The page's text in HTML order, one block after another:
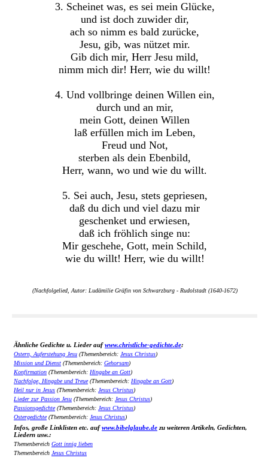
3. Scheinet was, es sei mein Glücke,
und ist doch zuwider dir,
ach so nimm es bald zurücke,
Jesu, gib, was nützet mir.
Gib dich mir, Herr Jesu mild,
nimm mich dir! Herr, wie du willt!
4. Und vollbringe deinen Willen ein,
durch und an mir,
mein Gott, deinen Willen
laß erfüllen mich im Leben,
Freud und Not,
sterben als dein Ebenbild,
Herr, wann, wo und wie du willt.
5. Sei auch, Jesu, stets gepriesen,
daß du dich und viel dazu mir
geschenket und erwiesen,
daß ich fröhlich singe nu:
Mir geschehe, Gott, mein Schild,
wie du willt! Herr, wie du willt!
(Nachfolgelied, Autor: Ludämilie Gräfin von Schwarzburg - Rudolstadt (1640-1672)
Ähnliche Gedichte u. Lieder aufwww.christliche-gedichte.de:
Ostern, Auferstehung Jesu (Themenbereich: Jesus Christus)
Mission und Dienst (Themenbereich: Gehorsam)
Konfirmation (Themenbereich: Hingabe an Gott)
Nachfolge, Hingabe und Treue(Themenbereich: Hingabe an Gott)
Heil nur in Jesus (Themenbereich: Jesus Christus)
Lieder zur Passion Jesu (Themenbereich: Jesus Christus)
Passionsgedichte(Themenbereich: Jesus Christus)
Ostergedichte(Themenbereich: Jesus Christus)
Infos, große Linklisten etc. aufwww.bibelglaube.de zu weiteren Artikeln, Gedichten,
Liedern usw.:
Themenbereich Gott innig lieben
Themenbereich Jesus Christus